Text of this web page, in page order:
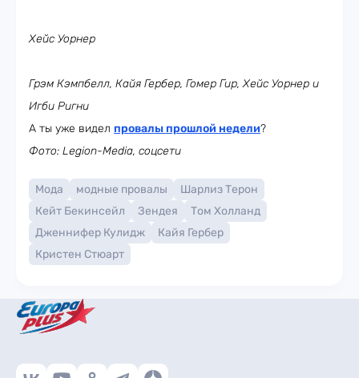
Хейс Уорнер
Грэм Кэмпбелл, Кайя Гербер, Гомер Гир, Хейс Уорнер и
Игби Ригни
А ты уже видел провалы прошлой недели?
Фото: Legion-Media, соцсети
Мода модные провалы
Шарлиз Терон
Кейт Бекинсейл
Зендея
Том Холланд
Дженнифер Кулидж
Кайя Гербер
Кристен Стюарт